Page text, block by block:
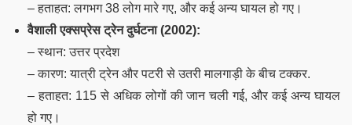
– हताहत: लगभग 38 लोग मारे गए, और कई अन्य घायल हो गए।
वैशाली एक्सप्रेस ट्रेन दुर्घटना (2002):
– स्थान: उत्तर प्रदेश
– कारण: यात्री ट्रेन और पटरी से उतरी मालगाड़ी के बीच टक्कर.
– हताहत: 115 से अधिक लोगों की जान चली गई, और कई अन्य घायल
हो गए।